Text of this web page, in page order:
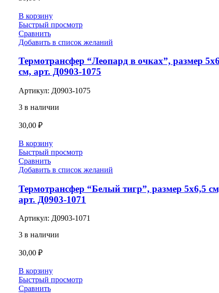
В корзину
Быстрый просмотр
Сравнить
Добавить в список желаний
Термотрансфер “Леопард в очках”, размер
см, арт. Д0903-1075
Артикул: Д0903-1075
3 в наличии
30,00 ₽
В корзину
Быстрый просмотр
Сравнить
Добавить в список желаний
Термотрансфер “Белый тигр”, размер 5х6,5
арт. Д0903-1071
Артикул: Д0903-1071
3 в наличии
30,00 ₽
В корзину
Быстрый просмотр
Сравнить